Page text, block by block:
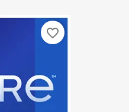
favorite_border